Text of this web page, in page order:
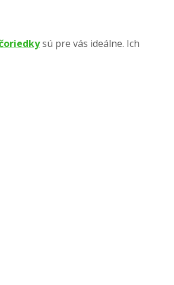
sú pre vás ideálne. Ich